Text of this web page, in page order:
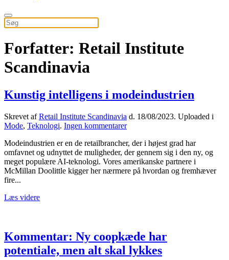
Forfatter: Retail Institute
Scandinavia
Kunstig intelligens i modeindustrien
Skrevet afRetail Institute Scandinavia d. 18/08/2023. Uploaded i
Mode, Teknologi. Ingen kommentarertil
intelligens
i
modeindustrien
Modeindustrien er en de retailbrancher, der i højest grad har
omfavnet og udnyttet de muligheder, der gennem sig i den ny, og
meget populære AI-teknologi. Vores amerikanske partnere i
McMillan Doolittle kigger her nærmere på hvordan og fremhæver
fire...
Læs videre
Kommentar: Ny coopkæde har
potentiale, men alt skal lykkes